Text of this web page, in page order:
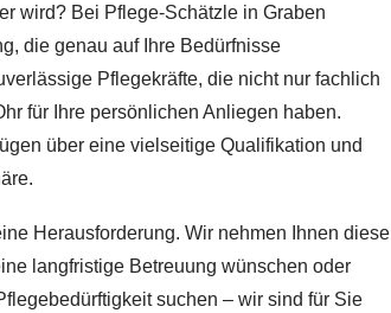
wird? Bei Pflege-Schätzle in Graben
die genau auf Ihre Bedürfnisse
Pflegekräfte, die nicht nur fachlich
für Ihre persönlichen Anliegen haben.
über eine vielseitige Qualifikation und
Herausforderung. Wir nehmen Ihnen diese
langfristige Betreuung wünschen oder
suchen – wir sind für Sie